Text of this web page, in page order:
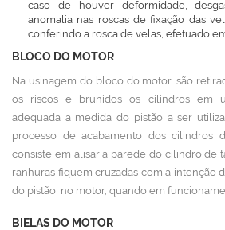
caso de houver deformidade,
anomalia nas roscas de fixação das
conferindo a rosca de velas, efetuado
BLOCO DO MOTOR
Na usinagem do bloco do motor, são
os riscos e brunidos os cilindros em
adequada a medida do pistão a ser
processo de acabamento dos
consiste em alisar a parede do cilindro de
ranhuras fiquem cruzadas com a intenção
do pistão, no motor, quando em
BIELAS DO MOTOR